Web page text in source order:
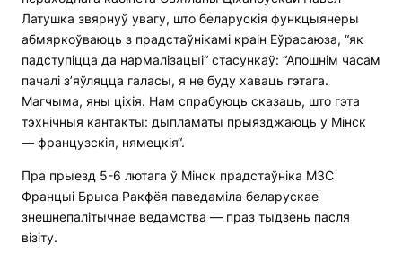
Латушка звярнуў увагу, што беларускія функцыянеры
абмяркоўваюць з прадстаўнікамі краін Еўрасаюза, “як
падступіцца да нармалізацыі“ стасункаў: “Апошнім часам
пачалі з’яўляцца галасы, я не буду хаваць гэтага.
Магчыма, яны ціхія. Нам спрабуюць сказаць, што гэта
тэхнічныя кантакты: дыпламаты прыязджаюць у Мінск
— французскія, нямецкія“.
Пра прыезд 5-6 лютага ў Мінск прадстаўніка МЗС
Францыі Брыса Ракфёя паведаміла беларускае
знешнепалітычнае ведамства — праз тыдзень пасля
візіту.